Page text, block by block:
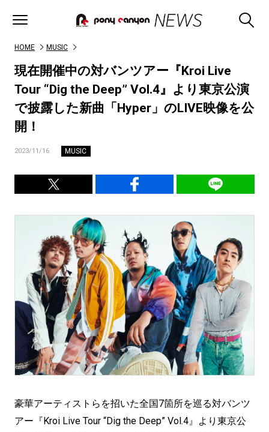
HOME MUSIC
現在開催中の対バンツアー『Kroi Live
Tour “Dig the Deep” Vol.4』より東京公演
で披露した新曲「Hyper」のLIVE映像を公
開！
2023/11/16 MUSIC
豪華アーティストらを招いた全国7箇所を巡る対バンツ
アー『Kroi Live Tour “Dig the Deep” Vol.4』より東京公